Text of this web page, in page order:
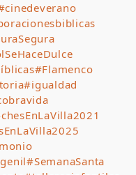
#Flamenco
#igualdad
#SemanaSanta